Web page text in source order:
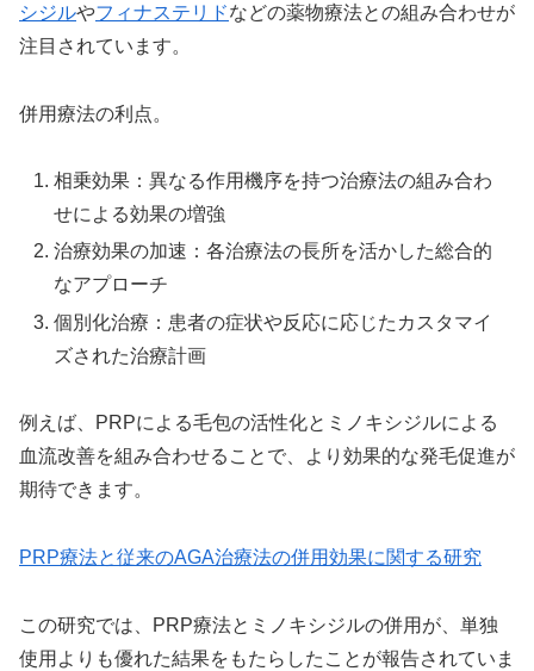
シジルやフィナステリドなどの薬物療法との組み合わせが
注目されています。
併用療法の利点。
相乗効果：異なる作用機序を持つ治療法の組み合わ
せによる効果の増強
治療効果の加速：各治療法の長所を活かした総合的
なアプローチ
個別化治療：患者の症状や反応に応じたカスタマイ
ズされた治療計画
例えば、PRPによる毛包の活性化とミノキシジルによる
血流改善を組み合わせることで、より効果的な発毛促進が
期待できます。
PRP療法と従来のAGA治療法の併用効果に関する研究
この研究では、PRP療法とミノキシジルの併用が、単独
使用よりも優れた結果をもたらしたことが報告されていま